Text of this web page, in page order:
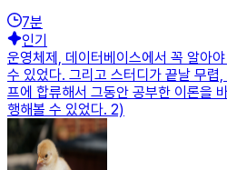
7분
인기
운영체제, 데이터베이스에서 꼭 알아
수 있었다. 그리고 스터디가 끝날 무렵
프에 합류해서 그동안 공부한 이론을
행해볼 수 있었다. 2)